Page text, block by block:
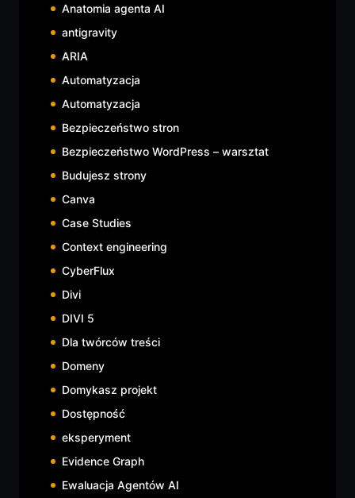
Anatomia agenta AI
antigravity
ARIA
Automatyzacja
Automatyzacja
Bezpieczeństwo stron
Bezpieczeństwo WordPress – warsztat
Budujesz strony
Canva
Case Studies
Context engineering
CyberFlux
Divi
DIVI 5
Dla twórców treści
Domeny
Domykasz projekt
Dostępność
eksperyment
Evidence Graph
Ewaluacja Agentów AI